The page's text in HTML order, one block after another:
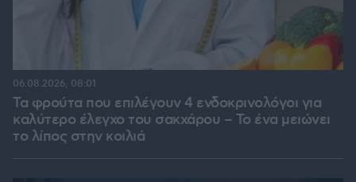
Τα φρούτα που επιλέγουν 4 ενδοκρινολόγοι για
καλύτερο έλεγχο του σακχάρου – Το ένα μειώνει
το λίπος στην κοιλιά
06.08.2026, 08:01